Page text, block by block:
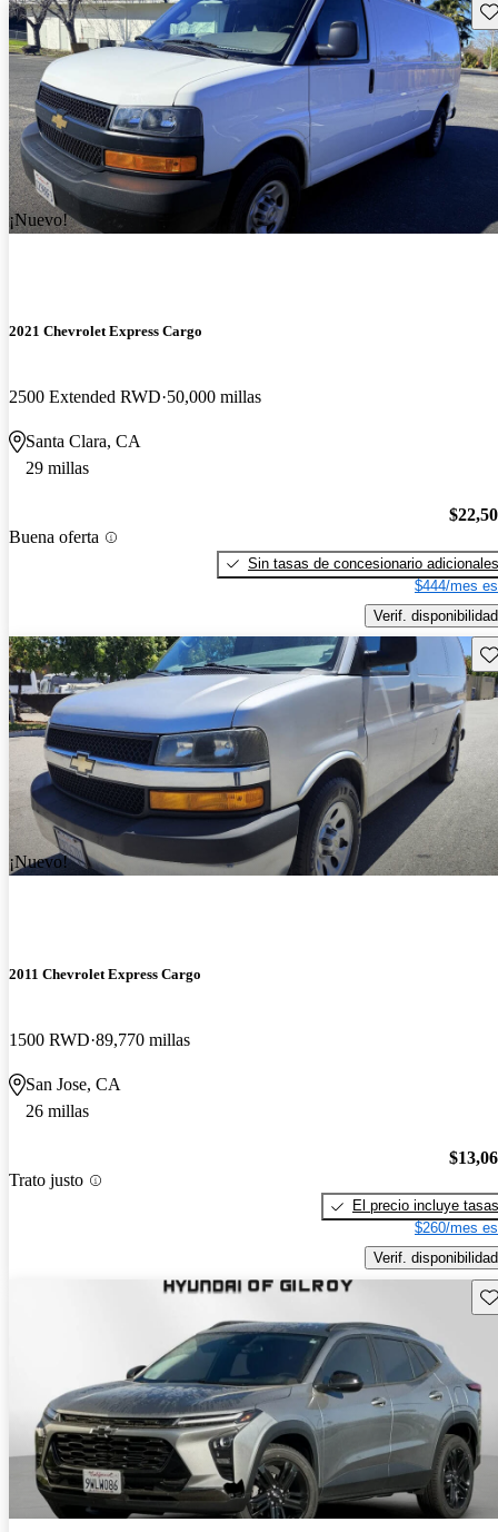
¡Nuevo!
2021 Chevrolet Express Cargo
2500 Extended RWD 50,000 millas
Santa Clara, CA
29 millas
Buena oferta
Sin tasas de concesionario adicionales
$444/mes
Verif. disponibilidad
¡Nuevo!
2011 Chevrolet Express Cargo
1500 RWD 89,770 millas
San Jose, CA
26 millas
Trato justo
El precio incluye tasas
$260/mes
Verif. disponibilidad